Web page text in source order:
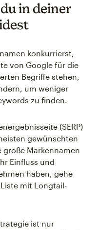
in deiner
konkurrierst,
von Google für die
Begriffe stehen,
um weniger
zu finden.
(SERP)
gewünschten
große Markennamen
Einfluss und
haben, gehe
mit Longtail-
ist nur